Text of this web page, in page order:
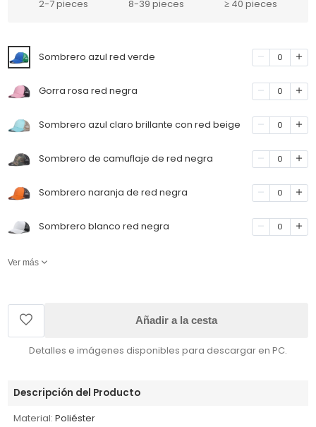
2-7 pieces 8-39 pieces ≥ 40 pieces
Sombrero azul red verde 0
Gorra rosa red negra 0
Sombrero azul claro brillante con red beige 0
Sombrero de camuflaje de red negra 0
Sombrero naranja de red negra 0
Sombrero blanco red negra 0
Ver más
Añadir a la cesta
Detalles e imágenes disponibles para descargar en PC.
Descripción del Producto
Material: Poliéster